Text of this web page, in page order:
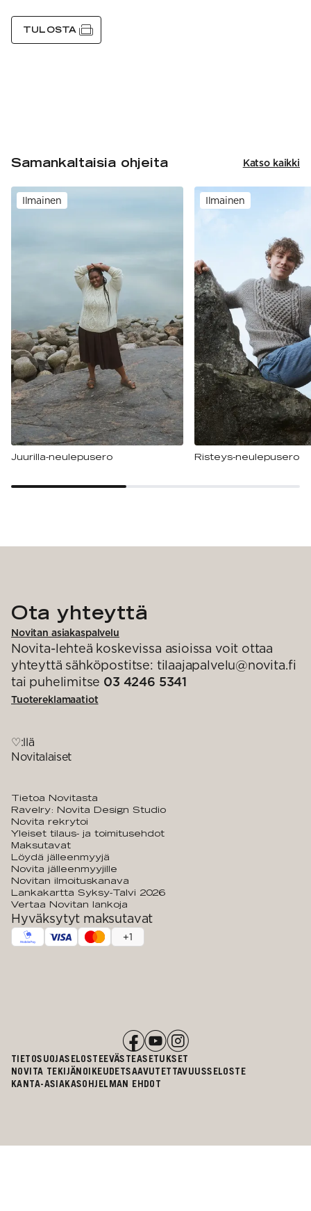
TULOSTA
Samankaltaisia ohjeita Katso kaikki
Ilmainen
Juurilla-neulepusero
Ilmainen
Risteys-neulepusero
Ota yhteyttä
Novitan asiakaspalvelu
Novita-lehteä koskevissa asioissa voit ottaa
yhteyttä sähköpostitse: tilaajapalvelu@novita.fi
tai puhelimitse 03 4246 5341
Tuotereklamaatiot
♡:llä
Novitalaiset
Tietoa Novitasta
Ravelry: Novita Design Studio
Novita rekrytoi
Yleiset tilaus- ja toimitusehdot
Maksutavat
Löydä jälleenmyyjä
Novita jälleenmyyjille
Novitan ilmoituskanava
Lankakartta Syksy-Talvi 2026
Vertaa Novitan lankoja
Hyväksytyt maksutavat
+1
TIETOSUOJASELOSTEEVÄSTEASETUKSET
NOVITA TEKIJÄNOIKEUDETSAAVUTETTAVUUSSELOSTE
KANTA-ASIAKASOHJELMAN EHDOT